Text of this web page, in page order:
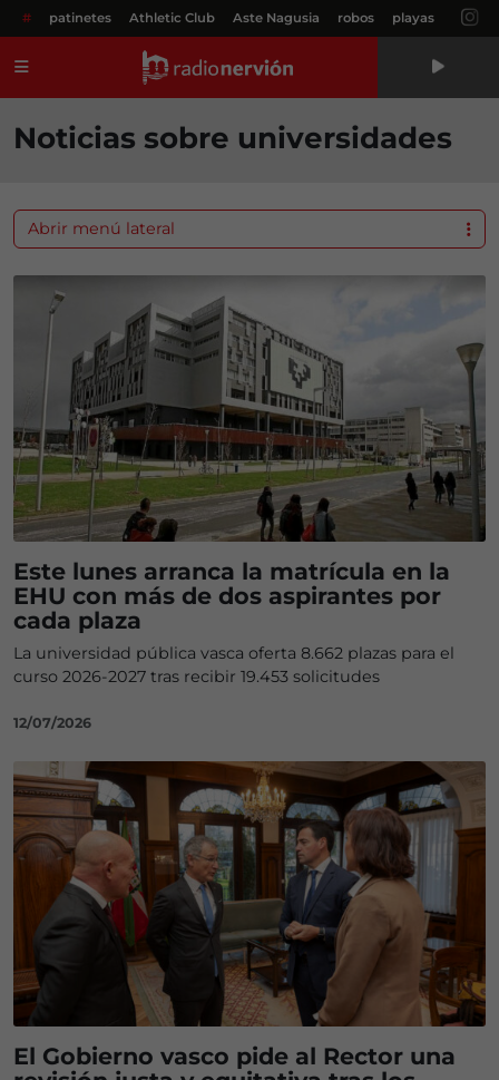
# patinetes Athletic Club Aste Nagusia robos playas
Noticias sobre universidades
Este lunes arranca la matrícula en la
EHU con más de dos aspirantes por
cada plaza
La universidad pública vasca oferta 8.662 plazas para el
curso 2026-2027 tras recibir 19.453 solicitudes
12/07/2026
El Gobierno vasco pide al Rector una
Abrir menú lateral